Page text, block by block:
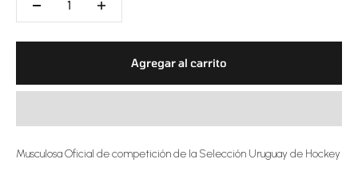
Agregar al carrito
Musculosa Oficial de competición de la Selección Uruguay de Hockey